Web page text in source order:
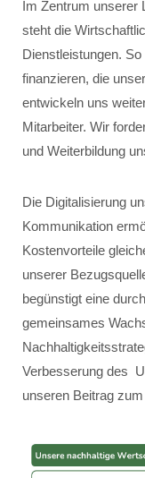
Im Zentrum unserer
steht die
Dienstleistungen.
finanzieren, die
entwickeln uns
Mitarbeiter. Wir
und Weiterbildung
Die Digitalisierung
Kommunikation
Kostenvorteile
unserer
begünstigt eine
gemeinsames
Verbesserung des
unseren Beitrag